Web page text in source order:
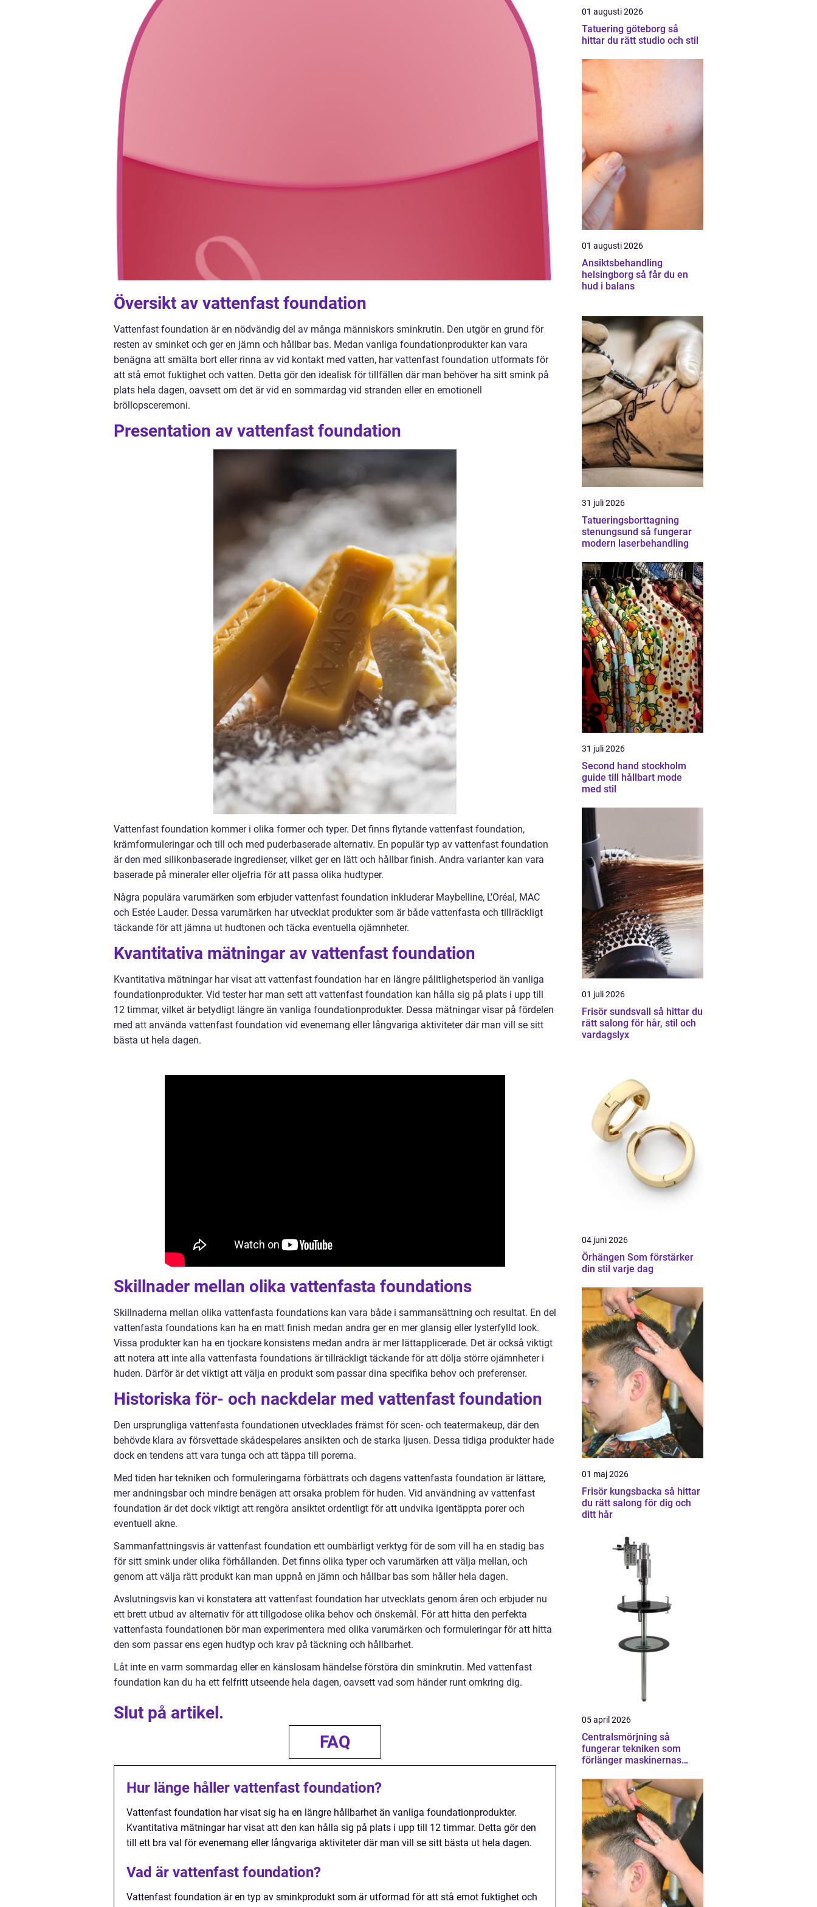
Översikt av vattenfast foundation
Vattenfast foundation är en nödvändig del av många människors sminkrutin. Den utgör en grund för
resten av sminket och ger en jämn och hållbar bas. Medan vanliga foundationprodukter kan vara
benägna att smälta bort eller rinna av vid kontakt med vatten, har vattenfast foundation utformats för
att stå emot fuktighet och vatten. Detta gör den idealisk för tillfällen där man behöver ha sitt smink på
plats hela dagen, oavsett om det är vid en sommardag vid stranden eller en emotionell
bröllopsceremoni.
Presentation av vattenfast foundation
Vattenfast foundation kommer i olika former och typer. Det finns flytande vattenfast foundation,
krämformuleringar och till och med puderbaserade alternativ. En populär typ av vattenfast foundation
är den med silikonbaserade ingredienser, vilket ger en lätt och hållbar finish. Andra varianter kan vara
baserade på mineraler eller oljefria för att passa olika hudtyper.
Några populära varumärken som erbjuder vattenfast foundation inkluderar Maybelline, L’Oréal, MAC
och Estée Lauder. Dessa varumärken har utvecklat produkter som är både vattenfasta och tillräckligt
täckande för att jämna ut hudtonen och täcka eventuella ojämnheter.
Kvantitativa mätningar av vattenfast foundation
Kvantitativa mätningar har visat att vattenfast foundation har en längre pålitlighetsperiod än vanliga
foundationprodukter. Vid tester har man sett att vattenfast foundation kan hålla sig på plats i upp till
12 timmar, vilket är betydligt längre än vanliga foundationprodukter. Dessa mätningar visar på fördelen
med att använda vattenfast foundation vid evenemang eller långvariga aktiviteter där man vill se sitt
bästa ut hela dagen.
Skillnader mellan olika vattenfasta foundations
Skillnaderna mellan olika vattenfasta foundations kan vara både i sammansättning och resultat. En del
vattenfasta foundations kan ha en matt finish medan andra ger en mer glansig eller lysterfylld look.
Vissa produkter kan ha en tjockare konsistens medan andra är mer lättapplicerade. Det är också viktigt
att notera att inte alla vattenfasta foundations är tillräckligt täckande för att dölja större ojämnheter i
huden. Därför är det viktigt att välja en produkt som passar dina specifika behov och preferenser.
Historiska för- och nackdelar med vattenfast foundation
Den ursprungliga vattenfasta foundationen utvecklades främst för scen- och teatermakeup, där den
behövde klara av försvettade skådespelares ansikten och de starka ljusen. Dessa tidiga produkter hade
dock en tendens att vara tunga och att täppa till porerna.
Med tiden har tekniken och formuleringarna förbättrats och dagens vattenfasta foundation är lättare,
mer andningsbar och mindre benägen att orsaka problem för huden. Vid användning av vattenfast
foundation är det dock viktigt att rengöra ansiktet ordentligt för att undvika igentäppta porer och
eventuell akne.
Sammanfattningsvis är vattenfast foundation ett oumbärligt verktyg för de som vill ha en stadig bas
för sitt smink under olika förhållanden. Det finns olika typer och varumärken att välja mellan, och
genom att välja rätt produkt kan man uppnå en jämn och hållbar bas som håller hela dagen.
Avslutningsvis kan vi konstatera att vattenfast foundation har utvecklats genom åren och erbjuder nu
ett brett utbud av alternativ för att tillgodose olika behov och önskemål. För att hitta den perfekta
vattenfasta foundationen bör man experimentera med olika varumärken och formuleringar för att hitta
den som passar ens egen hudtyp och krav på täckning och hållbarhet.
Låt inte en varm sommardag eller en känslosam händelse förstöra din sminkrutin. Med vattenfast
foundation kan du ha ett felfritt utseende hela dagen, oavsett vad som händer runt omkring dig.
Slut på artikel.
FAQ
Hur länge håller vattenfast foundation?
Vattenfast foundation har visat sig ha en längre hållbarhet än vanliga foundationprodukter.
Kvantitativa mätningar har visat att den kan hålla sig på plats i upp till 12 timmar. Detta gör den
till ett bra val för evenemang eller långvariga aktiviteter där man vill se sitt bästa ut hela dagen.
Vad är vattenfast foundation?
Vattenfast foundation är en typ av sminkprodukt som är utformad för att stå emot fuktighet och
01 augusti 2026
Tatuering göteborg så
hittar du rätt studio och stil
01 augusti 2026
Ansiktsbehandling
helsingborg så får du en
hud i balans
31 juli 2026
Tatueringsborttagning
stenungsund så fungerar
modern laserbehandling
31 juli 2026
Second hand stockholm
guide till hållbart mode
med stil
01 juli 2026
Frisör sundsvall så hittar du
rätt salong för hår, stil och
vardagslyx
04 juni 2026
Örhängen Som förstärker
din stil varje dag
01 maj 2026
Frisör kungsbacka så hittar
du rätt salong för dig och
ditt hår
05 april 2026
Centralsmörjning så
fungerar tekniken som
förlänger maskinernas